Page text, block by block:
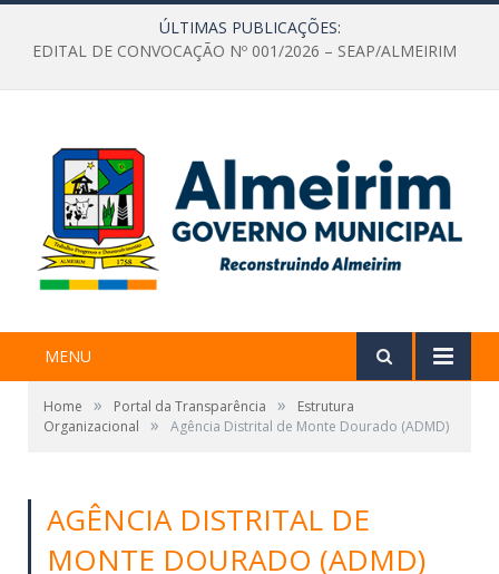
ÚLTIMAS PUBLICAÇÕES:
EDITAL DE CONVOCAÇÃO Nº 001/2026 – SEAP/ALMEIRIM
MENU
Home » Portal da Transparência »
Estrutura
Organizacional
» Agência Distrital de Monte Dourado (ADMD)
AGÊNCIA DISTRITAL DE
MONTE DOURADO (ADMD)